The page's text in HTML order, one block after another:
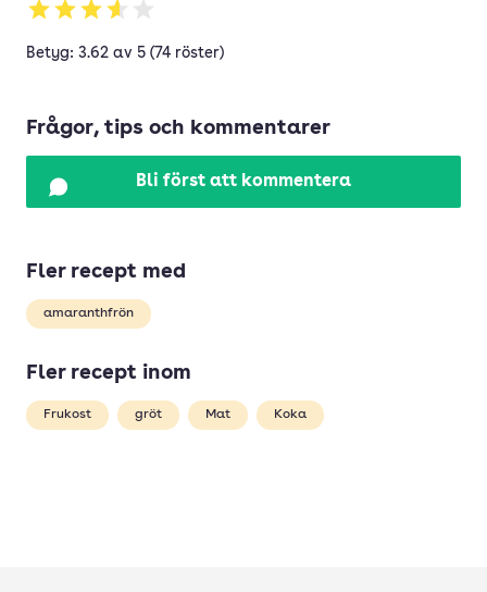
Betyg: 3.62 av 5 (74 röster)
Frågor, tips och kommentarer
Bli först att kommentera
Fler recept med
amaranthfrön
Fler recept inom
Frukost gröt Mat Koka